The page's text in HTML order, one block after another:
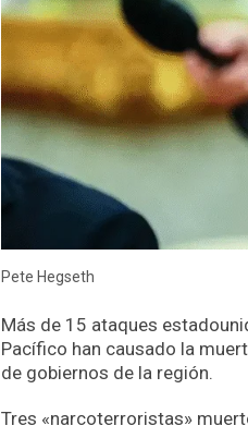
Pete Hegseth
Más de 15 ataques
Pacífico han causado la
de gobiernos de la región.
Tres «narcoterroristas»